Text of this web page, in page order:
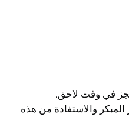
في وقت لاحق.
والاستفادة من هذه